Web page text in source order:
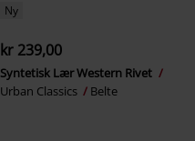
Ny
kr 239,00
Syntetisk Lær Western Rivet
Urban Classics
Belte